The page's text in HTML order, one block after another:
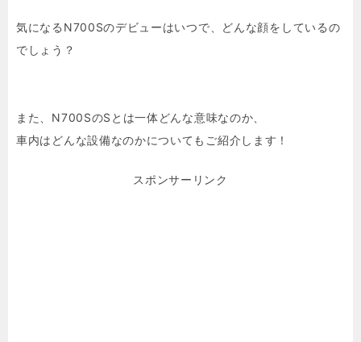
o
t
気になるN700Sのデビューはいつで、どんな顔をしているの
でしょう？
また、N700SのSとは一体どんな意味なのか、
車内はどんな設備なのかについてもご紹介します！
スポンサーリンク